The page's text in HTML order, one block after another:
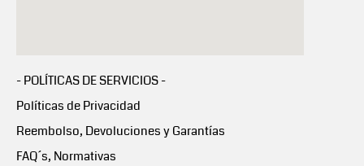
- POLÍTICAS DE SERVICIOS -
Políticas de Privacidad
Reembolso, Devoluciones y Garantías
FAQ´s, Normativas